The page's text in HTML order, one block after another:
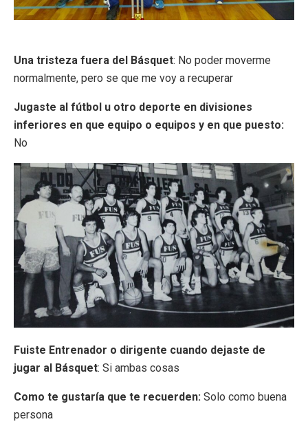
Una tristeza fuera del Básquet: No poder moverme
normalmente, pero se que me voy a recuperar
Jugaste al fútbol u otro deporte en divisiones
inferiores en que equipo o equipos y en que puesto:
No
Fuiste Entrenador o dirigente cuando dejaste de
jugar al Básquet: Si ambas cosas
Como te gustaría que te recuerden: Solo como buena
persona